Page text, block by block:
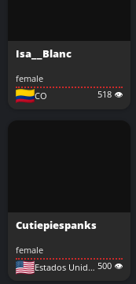
Isa__Blanc
female
CO
518 👁️
Cutiepiespanks
female
Estados Unidos 500 👁️